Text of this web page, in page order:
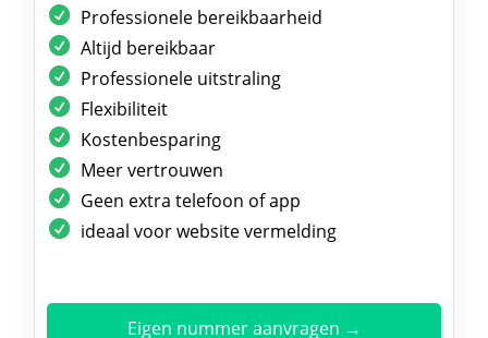
Professionele bereikbaarheid
Altijd bereikbaar
Professionele uitstraling
Flexibiliteit
Kostenbesparing
Meer vertrouwen
Geen extra telefoon of app
ideaal voor website vermelding
Eigen nummer aanvragen →